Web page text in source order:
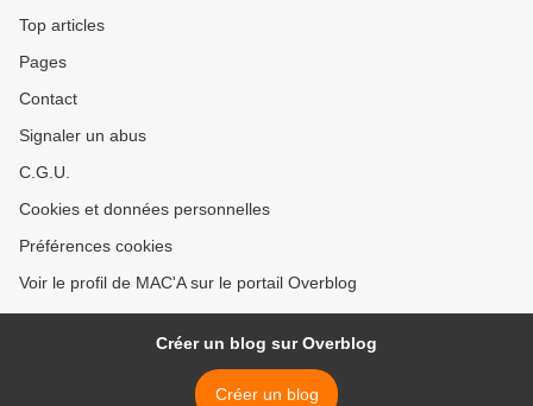
Top articles
Pages
Contact
Signaler un abus
C.G.U.
Cookies et données personnelles
Préférences cookies
Voir le profil de MAC'A sur le portail Overblog
Créer un blog sur Overblog
Créer un blog